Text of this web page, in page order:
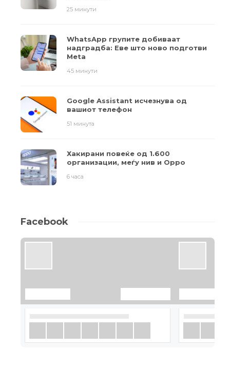
25 минути
WhatsApp групите добиваат
надградба: Еве што ново подготви
Meta
45 минути
Google Assistant исчезнува од
вашиот телефон
51 минута
Хакирани повеќе од 1.600
организации, меѓу нив и Oppo
6 часа
Facebook